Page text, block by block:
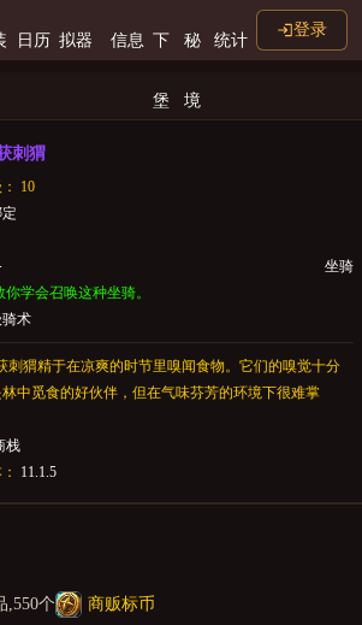
日历 拟器 信息 下
堡
秘
境
统计
登录
刺猬
10
坐骑
你学会召唤这种坐骑。
术
刺猬精于在凉爽的时节里嗅闻食物。它们的嗅觉十分
中觅食的好伙伴，但在气味芬芳的环境下很难掌
栈
11.1.5
,550个
商贩标币